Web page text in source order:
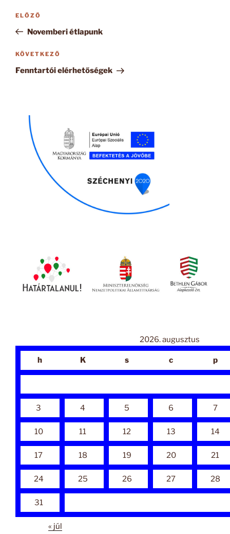
Bejegyzés
Korábbi
bejegyzés
ELŐZŐ
Novemberi étlapunk
Következő
bejegyzés
KÖVETKEZŐ
Fenntartói elérhetőségek
2026. augusztus
h K s c p
3 4 5 6 7
10 11 12 13 14
17 18 19 20 21
24 25 26 27 28
31
« júl